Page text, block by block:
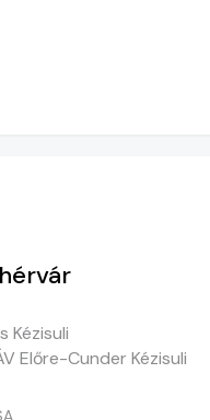
Kézisuli
Előre-Cunder Kézisuli